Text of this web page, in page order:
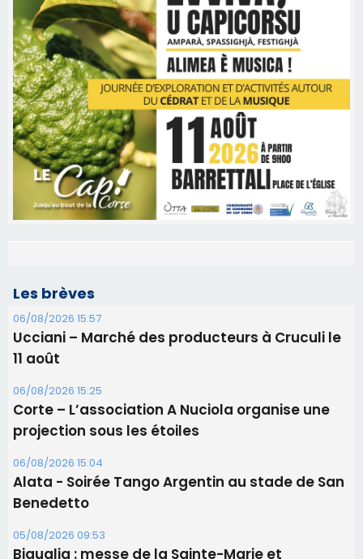
Les brèves
06/08/2026 15:57
Ucciani – Marché des producteurs à Cruculi le
11 août